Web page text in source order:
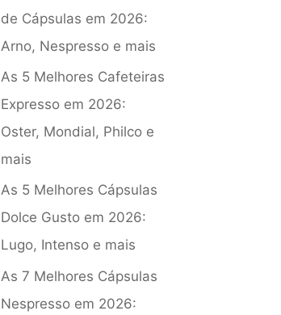
de Cápsulas em 2026:
Arno, Nespresso e mais
As 5 Melhores Cafeteiras
Expresso em 2026:
Oster, Mondial, Philco e
mais
As 5 Melhores Cápsulas
Dolce Gusto em 2026:
Lugo, Intenso e mais
As 7 Melhores Cápsulas
Nespresso em 2026: